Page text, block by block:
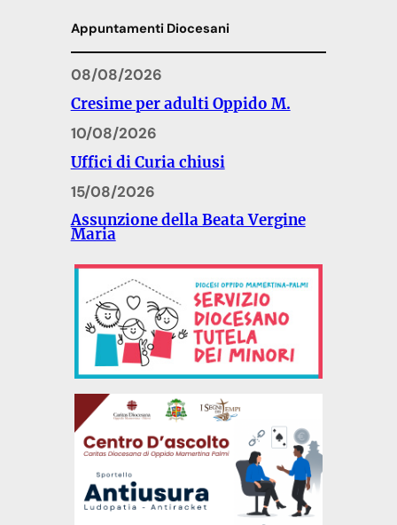
Appuntamenti Diocesani
08/08/2026
Cresime per adulti Oppido M.
10/08/2026
Uffici di Curia chiusi
15/08/2026
Assunzione della Beata Vergine
Maria